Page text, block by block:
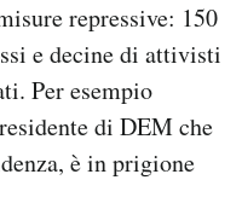
repressive: 150
e decine di attivisti
Per esempio
di DEM che
è in prigione